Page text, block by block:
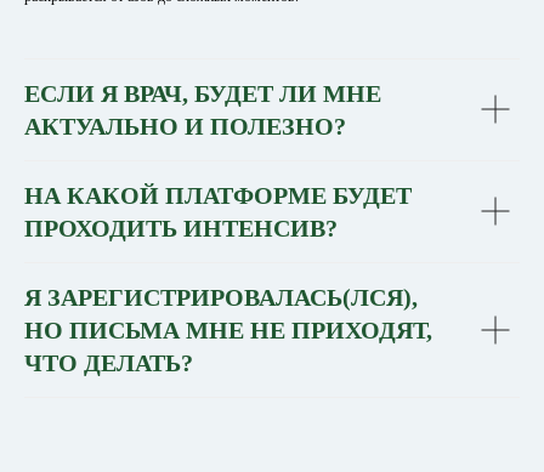
ЕСЛИ Я ВРАЧ, БУДЕТ ЛИ МНЕ
АКТУАЛЬНО И ПОЛЕЗНО?
НА КАКОЙ ПЛАТФОРМЕ БУДЕТ
ПРОХОДИТЬ ИНТЕНСИВ?
Я ЗАРЕГИСТРИРОВАЛАСЬ(ЛСЯ),
НО ПИСЬМА МНЕ НЕ ПРИХОДЯТ,
ЧТО ДЕЛАТЬ?